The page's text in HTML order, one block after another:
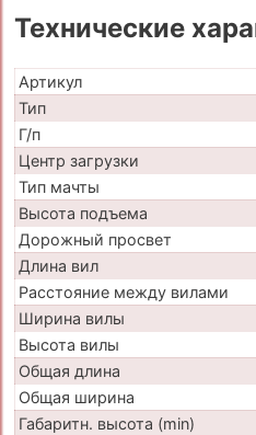
Технические
Артикул
Тип
Г/п
Центр загрузки
Тип мачты
Высота подъема
Дорожный просвет
Длина вил
Расстояние между вилами
Ширина вилы
Высота вилы
Общая длина
Общая ширина
Габаритн. высота (min)